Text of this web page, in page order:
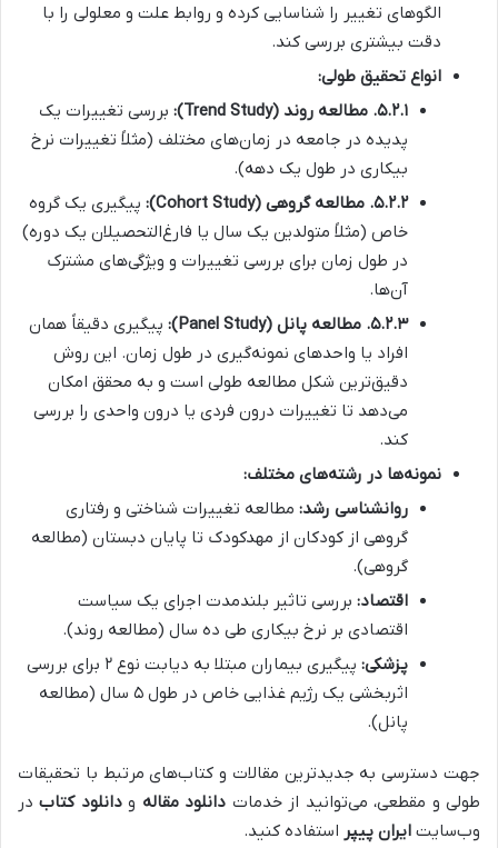
الگوهای تغییر را شناسایی کرده و روابط علت و معلولی را با
دقت بیشتری بررسی کند.
انواع تحقیق طولی:
۵.۲.۱. مطالعه روند (Trend Study):
بررسی تغییرات یک
پدیده در جامعه در زمان‌های مختلف (مثلاً تغییرات نرخ
بیکاری در طول یک دهه).
۵.۲.۲. مطالعه گروهی (Cohort Study):
پیگیری یک گروه
خاص (مثلاً متولدین یک سال یا فارغ‌التحصیلان یک دوره)
در طول زمان برای بررسی تغییرات و ویژگی‌های مشترک
آن‌ها.
۵.۲.۳. مطالعه پانل (Panel Study):
پیگیری دقیقاً همان
افراد یا واحدهای نمونه‌گیری در طول زمان. این روش
دقیق‌ترین شکل مطالعه طولی است و به محقق امکان
می‌دهد تا تغییرات درون فردی یا درون واحدی را بررسی
کند.
نمونه‌ها در رشته‌های مختلف:
روانشناسی رشد: مطالعه تغییرات شناختی و رفتاری
گروهی از کودکان از مهدکودک تا پایان دبستان (مطالعه
گروهی).
اقتصاد: بررسی تاثیر بلندمدت اجرای یک سیاست
اقتصادی بر نرخ بیکاری طی ده سال (مطالعه روند).
پزشکی:
پیگیری بیماران مبتلا به دیابت نوع ۲ برای بررسی
اثربخشی یک رژیم غذایی خاص در طول ۵ سال (مطالعه
پانل).
جهت دسترسی به جدیدترین مقالات و کتاب‌های مرتبط با تحقیقات
طولی و مقطعی، می‌توانید از خدمات دانلود مقاله ودانلود کتابدر
وب‌سایت ایران پیپر استفاده کنید.